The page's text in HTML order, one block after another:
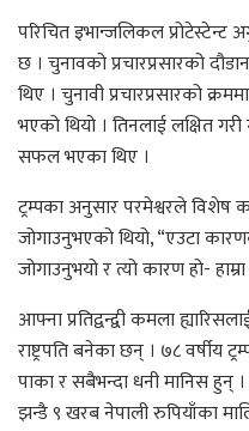
परिचित इभान्जलिकल प्रोटेस्टेन्ट
छ । चुनावको प्रचारप्रसारको
थिए । चुनावी प्रचारप्रसारको
भएको थियो । तिनलाई लक्षित गरी
सफल भएका थिए ।
ट्रम्पका अनुसार परमेश्वरले विशेष
जोगाउनुभएको थियो, “एउटा
जोगाउनुभयो र त्यो कारण हो-
आफ्ना प्रतिद्वन्द्वी कमला
राष्ट्रपति बनेका छन् । ७८ वर्षीय
पाका र सबैभन्दा धनी मानिस हुन्
झन्डै ९ खरब नेपाली रुपियाँका